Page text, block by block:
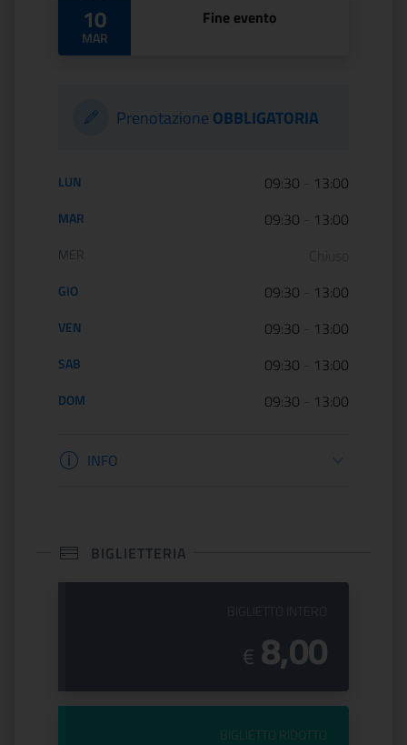
10
MAR
Fine evento
Prenotazione OBBLIGATORIA
Orario di apertura:
LUN 09:30 13:00
MAR 09:30 13:00
MER
GIO 09:30 13:00
VEN 09:30 13:00
SAB 09:30 13:00
DOM 09:30 13:00
Informazioni apertura
INFO
BIGLIETTERIA
€ 8,00
PREZZO DEL
BIGLIETTO RIDOTTO